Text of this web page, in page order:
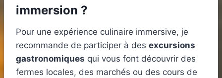
immersion ?
Pour une expérience culinaire immersive, je
recommande de participer à des excursions
gastronomiques qui vous font découvrir des
fermes locales, des marchés ou des cours de